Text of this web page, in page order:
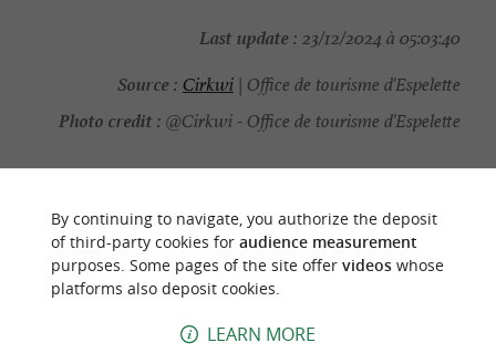
Last update : 23/12/2024 à 05:03:40
Source : Cirkwi | Office de tourisme d'Espelette
Photo credit : @Cirkwi - Office de tourisme d'Espelette
TO DISCOVERAROUND
By continuing to navigate, you authorize the deposit
of third-party cookies for audience measurement
purposes. Some pages of the site offer videoswhose
platforms also deposit cookies.
LEARN MORE